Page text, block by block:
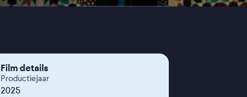
Film details
Productiejaar
2025